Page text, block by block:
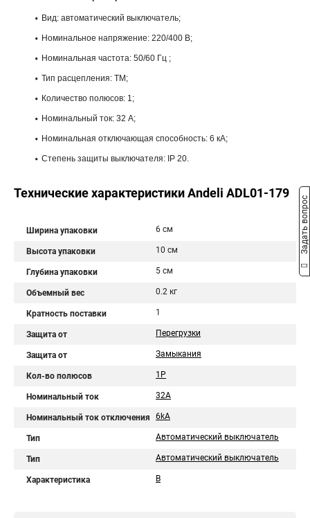
Вид: автоматический выключатель;
Номинальное напряжение: 220/400 В;
Номинальная частота: 50/60 Гц ;
Тип расцепления: ТМ;
Количество полюсов: 1;
Номинальный ток: 32 A;
Номинальная отключающая способность: 6 кА;
Степень защиты выключателя: IP 20.
Технические характеристики Andeli ADL01-179
Ширина упаковки 6 см
Высота упаковки 10 см
Глубина упаковки 5 см
Объемный вес 0.2 кг
Кратность поставки 1
Защита от Перегрузки
Защита от Замыкания
Кол-во полюсов 1P
Номинальный ток 32A
Номинальный ток отключения 6kA
Тип Автоматический выключатель
Тип Автоматический выключатель
Характеристика B
Задать вопрос